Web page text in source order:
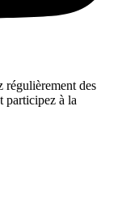
régulièrement des
participez à la